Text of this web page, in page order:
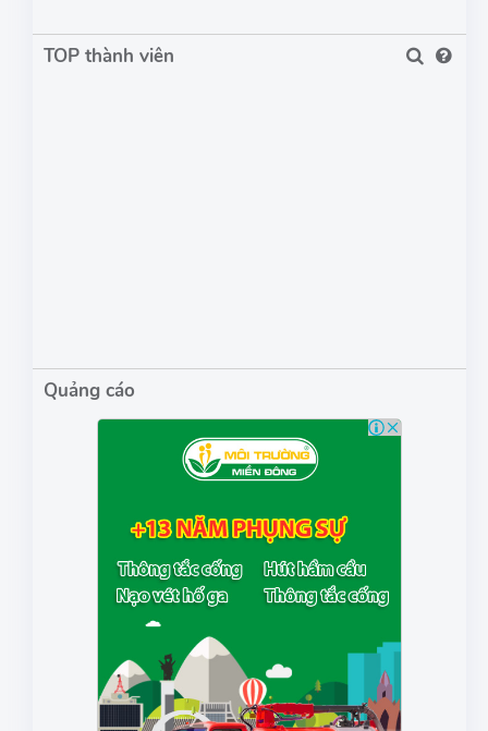
TOP thành viên